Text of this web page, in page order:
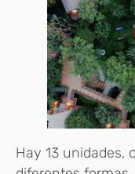
Hay 13 unidades,